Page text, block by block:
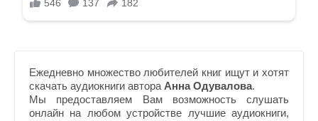
Ежедневно множество любителей книг ищут и хотят
скачать аудиокниги автора Анна Одувалова.
Мы предоставляем Вам возможность слушать
онлайн на любом устройстве лучшие аудиокниги,